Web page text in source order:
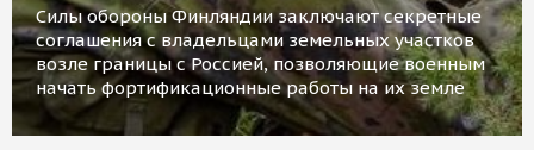
Силы обороны Финляндии заключают секретные
соглашения с владельцами земельных участков
возле границы с Россией, позволяющие военным
начать фортификационные работы на их земле